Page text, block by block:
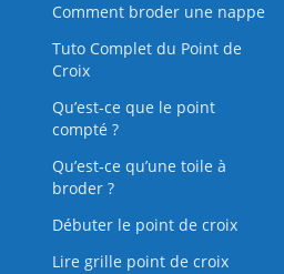
Comment broder une nappe
Tuto Complet du Point de
Croix
Qu’est-ce que le point
compté ?
Qu’est‑ce qu’une toile à
broder ?
Débuter le point de croix
Lire grille point de croix